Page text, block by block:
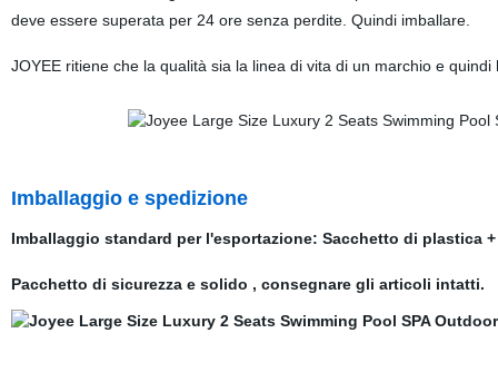
deve essere superata per 24 ore senza perdite. Quindi imballare.
JOYEE ritiene che la qualità sia la linea di vita di un marchio e
Imballaggio e spedizione
Imballaggio standard per l'esportazione: Sacchetto di plastica
Pacchetto di sicurezza e solido , consegnare gli articoli intatti.